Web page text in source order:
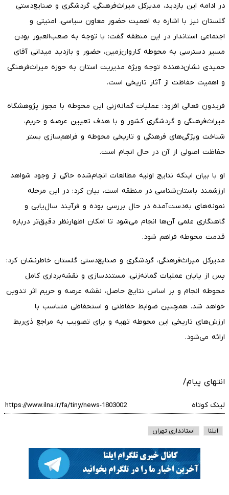
در ادامه این بازدید، مدیرکل میراث‌فرهنگی، گردشگری و صنایع‌دستی
گلستان نیز با اشاره به اهمیت حضور معاون سیاسی، امنیتی و
اجتماعی استاندار در این منطقه گفت: با توجه به صعب‌العبور بودن
مسیر دسترسی به محوطه کاروان‌زمین، حضور و بازدید میدانی آقای
حمیدی نشان‌دهنده توجه ویژه مدیریت استان به حوزه میراث‌فرهنگی
و اهمیت حفاظت از آثار تاریخی است.
فریدون فعالی افزود: عملیات گمانه‌زنی این محوطه با مجوز پژوهشگاه
میراث‌فرهنگی و گردشگری کشور و با هدف تعیین عرصه و حریم،
شناخت ویژگی‌های فرهنگی و تاریخی محوطه و فراهم‌سازی بستر
حفاظت اصولی از آن در حال انجام است.
او با بیان اینکه نتایج اولیه مطالعات انجام‌شده حاکی از وجود شواهد
ارزشمند باستان‌شناسی در منطقه است، بیان کرد: در این مرحله
نمونه‌های به‌دست‌آمده در حال بررسی بوده و فرآیند سال‌یابی و
گاهنگاری علمی آن‌ها انجام می‌شود تا امکان اظهارنظر دقیق‌تر درباره
قدمت محوطه فراهم شود.
مدیرکل میراث‌فرهنگی، گردشگری و صنایع‌دستی گلستان خاطرنشان کرد:
پس از پایان عملیات گمانه‌زنی، مستندسازی و نقشه‌برداری کامل
محوطه انجام و بر اساس نتایج حاصل، نقشه عرصه و حریم اثر تدوین
خواهد شد. همچنین ضوابط حفاظتی و استحفاظی متناسب با
ارزش‌های تاریخی این محوطه تهیه و برای تصویب به مراجع ذی‌ربط
ارائه می‌شود.
انتهای پیام/
لینک کوتاه
ایلنا استانداری تهران